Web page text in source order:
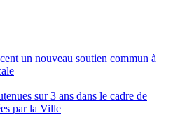
un nouveau soutien commun à
sur 3 ans dans le cadre de
par la Ville